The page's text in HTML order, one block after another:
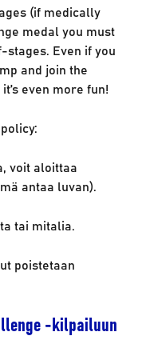
(if medically
medal you must
Even if you
and join the
even more fun!
voit aloittaa
antaa luvan).
tai mitalia.
poistetaan
-kilpailuun